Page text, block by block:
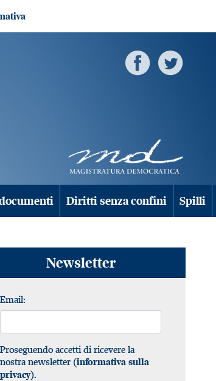
Diritti senza confini Spilli
Newsletter
Email:
Proseguendo accetti di ricevere la
nostra newsletter (informativa sulla
privacy).